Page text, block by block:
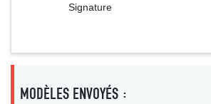
Signature
MODÈLES ENVOYÉS :